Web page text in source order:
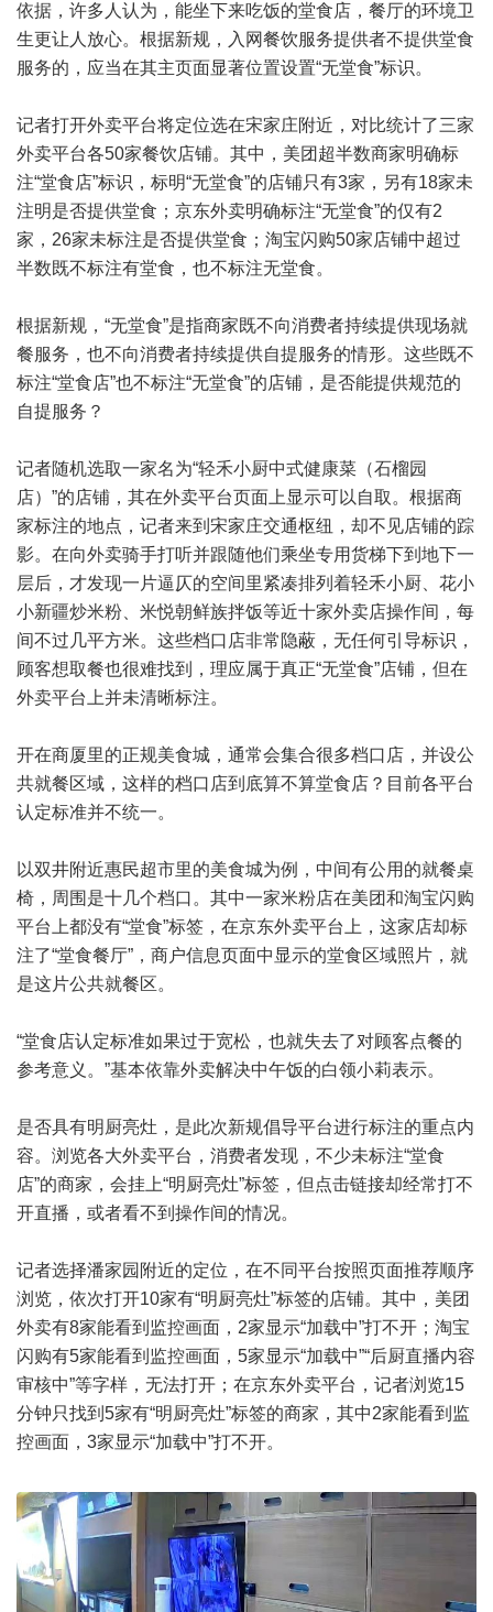
依据，许多人认为，能坐下来吃饭的堂食店，餐厅的环境卫
生更让人放心。根据新规，入网餐饮服务提供者不提供堂食
服务的，应当在其主页面显著位置设置“无堂食”标识。
记者打开外卖平台将定位选在宋家庄附近，对比统计了三家
外卖平台各50家餐饮店铺。其中，美团超半数商家明确标
注“堂食店”标识，标明“无堂食”的店铺只有3家，另有18家未
注明是否提供堂食；京东外卖明确标注“无堂食”的仅有2
家，26家未标注是否提供堂食；淘宝闪购50家店铺中超过
半数既不标注有堂食，也不标注无堂食。
根据新规，“无堂食”是指商家既不向消费者持续提供现场就
餐服务，也不向消费者持续提供自提服务的情形。这些既不
标注“堂食店”也不标注“无堂食”的店铺，是否能提供规范的
自提服务？
记者随机选取一家名为“轻禾小厨中式健康菜（石榴园
店）”的店铺，其在外卖平台页面上显示可以自取。根据商
家标注的地点，记者来到宋家庄交通枢纽，却不见店铺的踪
影。在向外卖骑手打听并跟随他们乘坐专用货梯下到地下一
层后，才发现一片逼仄的空间里紧凑排列着轻禾小厨、花小
小新疆炒米粉、米悦朝鲜族拌饭等近十家外卖店操作间，每
间不过几平方米。这些档口店非常隐蔽，无任何引导标识，
顾客想取餐也很难找到，理应属于真正“无堂食”店铺，但在
外卖平台上并未清晰标注。
开在商厦里的正规美食城，通常会集合很多档口店，并设公
共就餐区域，这样的档口店到底算不算堂食店？目前各平台
认定标准并不统一。
以双井附近惠民超市里的美食城为例，中间有公用的就餐桌
椅，周围是十几个档口。其中一家米粉店在美团和淘宝闪购
平台上都没有“堂食”标签，在京东外卖平台上，这家店却标
注了“堂食餐厅”，商户信息页面中显示的堂食区域照片，就
是这片公共就餐区。
“堂食店认定标准如果过于宽松，也就失去了对顾客点餐的
参考意义。”基本依靠外卖解决中午饭的白领小莉表示。
是否具有明厨亮灶，是此次新规倡导平台进行标注的重点内
容。浏览各大外卖平台，消费者发现，不少未标注“堂食
店”的商家，会挂上“明厨亮灶”标签，但点击链接却经常打不
开直播，或者看不到操作间的情况。
记者选择潘家园附近的定位，在不同平台按照页面推荐顺序
浏览，依次打开10家有“明厨亮灶”标签的店铺。其中，美团
外卖有8家能看到监控画面，2家显示“加载中”打不开；淘宝
闪购有5家能看到监控画面，5家显示“加载中”“后厨直播内容
审核中”等字样，无法打开；在京东外卖平台，记者浏览15
分钟只找到5家有“明厨亮灶”标签的商家，其中2家能看到监
控画面，3家显示“加载中”打不开。